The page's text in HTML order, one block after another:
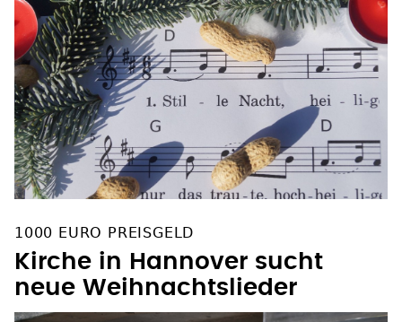
1000 EURO PREISGELD
Kirche in Hannover sucht
neue Weihnachtslieder